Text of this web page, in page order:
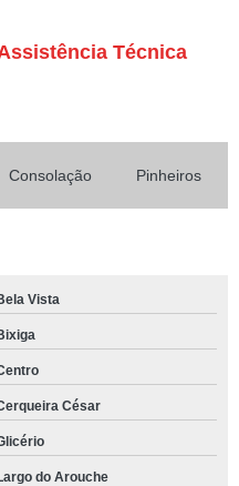
Técnica
Consolação Pinheiros
Vista
César
do Arouche